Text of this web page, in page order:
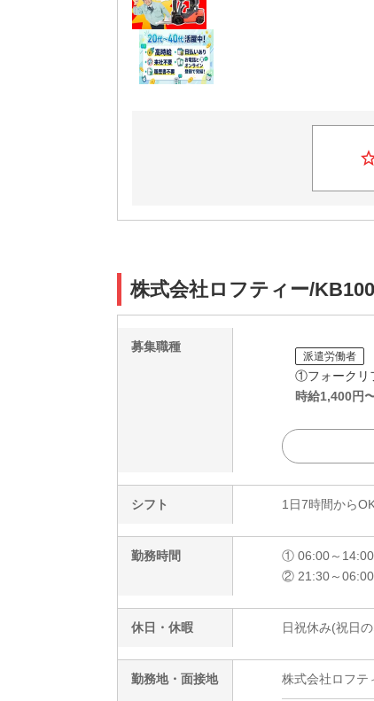
株式会社ロフティー/
募集職種
派遣労働者
①フォークリ
時給1,400円
シフト 1日7時間から
勤務時間
① 06:00～14:00
② 21:30～06:00
休日・休暇 日祝休み(祝日
勤務地・面接地 株式会社ロフテ